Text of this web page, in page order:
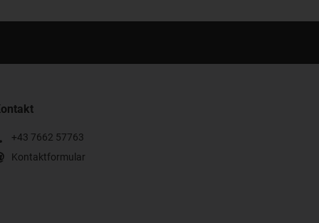
+43 7662 57763
Kontaktformular